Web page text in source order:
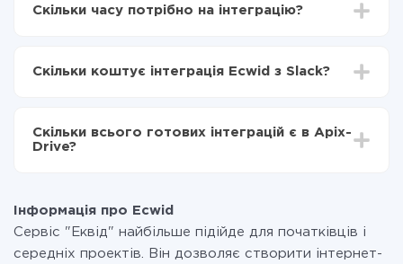
Вибираєте які дані передавати з Ecwid в Slack
Ecwid в Slack
Скільки часу потрібно на інтеграцію?
становити від 5-ти до 30-хвилин. У середньому
Скільки коштує інтеграція Ecwid з Slack?
Ви оплачуєте лише кількість даних, які за фактом
передаються з однієї вашої системи в іншу через
при необхідності. Детальніше про
Скільки всього готових інтеграцій є в Apix-
Drive?
Інформація про Ecwid
Сервіс "Еквід" найбільше підійде для початківців і
середніх проектів. Він дозволяє створити інтернет-